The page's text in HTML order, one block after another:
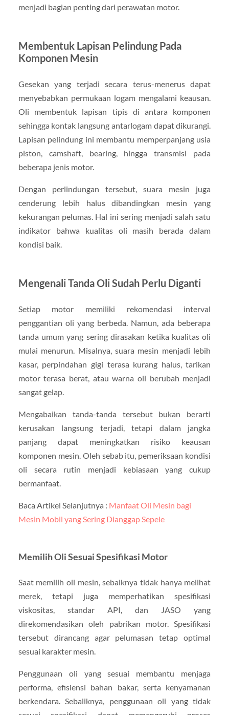
menjadi bagian penting dari perawatan motor.
Membentuk Lapisan Pelindung Pada
Komponen Mesin
Gesekan yang terjadi secara terus-menerus dapat
menyebabkan permukaan logam mengalami keausan.
Oli membentuk lapisan tipis di antara komponen
sehingga kontak langsung antarlogam dapat dikurangi.
Lapisan pelindung ini membantu memperpanjang usia
piston, camshaft, bearing, hingga transmisi pada
beberapa jenis motor.
Dengan perlindungan tersebut, suara mesin juga
cenderung lebih halus dibandingkan mesin yang
kekurangan pelumas. Hal ini sering menjadi salah satu
indikator bahwa kualitas oli masih berada dalam
kondisi baik.
Mengenali Tanda Oli Sudah Perlu Diganti
Setiap motor memiliki rekomendasi interval
penggantian oli yang berbeda. Namun, ada beberapa
tanda umum yang sering dirasakan ketika kualitas oli
mulai menurun. Misalnya, suara mesin menjadi lebih
kasar, perpindahan gigi terasa kurang halus, tarikan
motor terasa berat, atau warna oli berubah menjadi
sangat gelap.
Mengabaikan tanda-tanda tersebut bukan berarti
kerusakan langsung terjadi, tetapi dalam jangka
panjang dapat meningkatkan risiko keausan
komponen mesin. Oleh sebab itu, pemeriksaan kondisi
oli secara rutin menjadi kebiasaan yang cukup
bermanfaat.
Baca Artikel Selanjutnya : Manfaat Oli Mesin bagi
Mesin Mobil yang Sering Dianggap Sepele
Memilih Oli Sesuai Spesifikasi Motor
Saat memilih oli mesin, sebaiknya tidak hanya melihat
merek, tetapi juga memperhatikan spesifikasi
viskositas, standar API, dan JASO yang
direkomendasikan oleh pabrikan motor. Spesifikasi
tersebut dirancang agar pelumasan tetap optimal
sesuai karakter mesin.
Penggunaan oli yang sesuai membantu menjaga
performa, efisiensi bahan bakar, serta kenyamanan
berkendara. Sebaliknya, penggunaan oli yang tidak